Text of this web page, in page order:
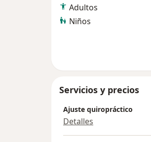
Dr. Casey fue el Doctor
Singapur, numerosos
confianza e inmensa
Adultos
Niños
Servicios y precios
Ajuste quiropráctico
Detalles